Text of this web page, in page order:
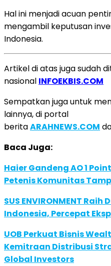
Hal ini menjadi acuan
mengambil keputusan
Indonesia.
Artikel di atas juga sudah
nasional INFOEKBIS.COM
Sempatkan juga untuk
lainnya, di portal
beritaARAHNEWS.COM
Baca Juga:
Haier Gandeng AO 1
Petenis Komunitas
SUS ENVIRONMENT Raih
Indonesia, Percepat
UOB Perkuat Bisnis
Kemitraan Distribusi
Global Investors